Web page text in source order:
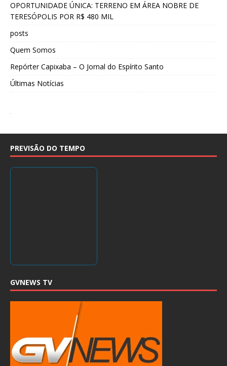
OPORTUNIDADE ÚNICA: TERRENO EM ÁREA NOBRE DE
TERESÓPOLIS POR R$ 480 MIL
posts
Quem Somos
Repórter Capixaba – O Jornal do Espírito Santo
Últimas Notícias
PREVISÃO DO TEMPO
GVNEWS TV